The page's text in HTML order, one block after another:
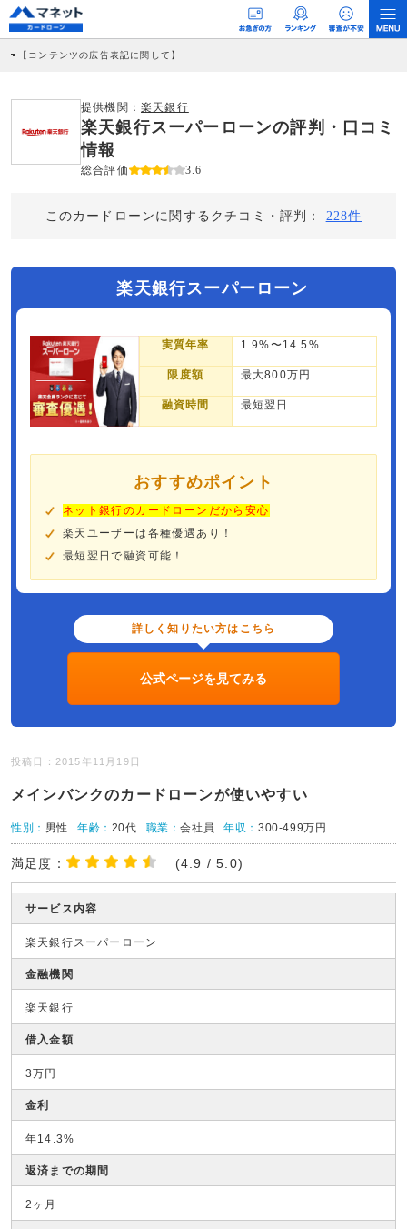
【コンテンツの広告表記に関して】
社に対して企業から紹介報酬が支払われるという収益モデルです。 ただし、特定の
商品を根拠なくPRするものではなく、当編集部の調査／ユーザーへの口コミ収集な
どに基づき、公平性を担保した情報提供を行っています。
提供機関： 楽天銀行
楽天銀行スーパーローンの評判・口コミ
情報
総合評価 3.6
このカードローンに関するクチコミ・評判： 228件
楽天銀行スーパーローン
実質年率 1.9%〜14.5%
限度額 最大800万円
融資時間 最短翌日
おすすめポイント
ネット銀行のカードローンだから安心
楽天ユーザーは各種優遇あり！
最短翌日で融資可能！
詳しく知りたい方はこちら
公式ページを見てみる
投稿日：2015年11月19日
メインバンクのカードローンが使いやすい
性別： 男性 年齢： 20代 職業：会社員 年収：300-499万円
満足度： (4.9 / 5.0)
サービス内容
楽天銀行スーパーローン
金融機関
楽天銀行
借入金額
3万円
金利
年14.3%
返済までの期間
2ヶ月